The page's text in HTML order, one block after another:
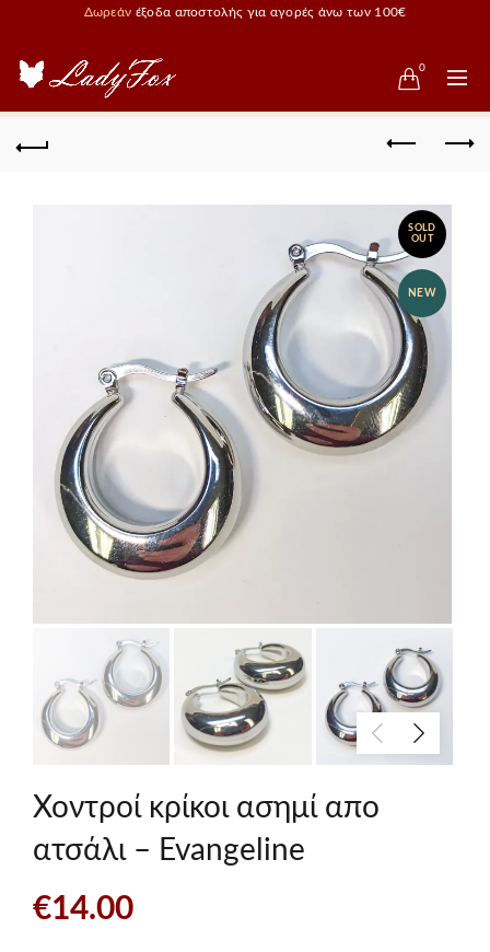
Δωρεάν έξοδα αποστολής για αγορές άνω των 100€
0
SOLD
OUT
NEW
Χοντροί κρίκοι ασημί απο
ατσάλι – Evangeline
€14.00